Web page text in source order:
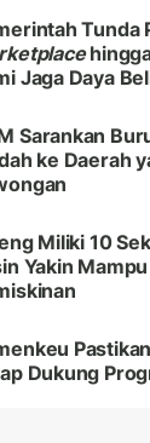
Tunda
Jaga Daya
Sarankan
ke Daerah
Miliki 10
Yakin
Dukung